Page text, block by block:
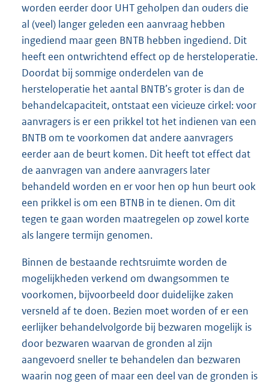
worden eerder door UHT geholpen dan ouders die
al (veel) langer geleden een aanvraag hebben
ingediend maar geen BNTB hebben ingediend. Dit
heeft een ontwrichtend effect op de hersteloperatie.
Doordat bij sommige onderdelen van de
hersteloperatie het aantal BNTB’s groter is dan de
behandelcapaciteit, ontstaat een vicieuze cirkel: voor
aanvragers is er een prikkel tot het indienen van een
BNTB om te voorkomen dat andere aanvragers
eerder aan de beurt komen. Dit heeft tot effect dat
de aanvragen van andere aanvragers later
behandeld worden en er voor hen op hun beurt ook
een prikkel is om een BTNB in te dienen. Om dit
tegen te gaan worden maatregelen op zowel korte
als langere termijn genomen.
Binnen de bestaande rechtsruimte worden de
mogelijkheden verkend om dwangsommen te
voorkomen, bijvoorbeeld door duidelijke zaken
versneld af te doen. Bezien moet worden of er een
eerlijker behandelvolgorde bij bezwaren mogelijk is
door bezwaren waarvan de gronden al zijn
aangevoerd sneller te behandelen dan bezwaren
waarin nog geen of maar een deel van de gronden is